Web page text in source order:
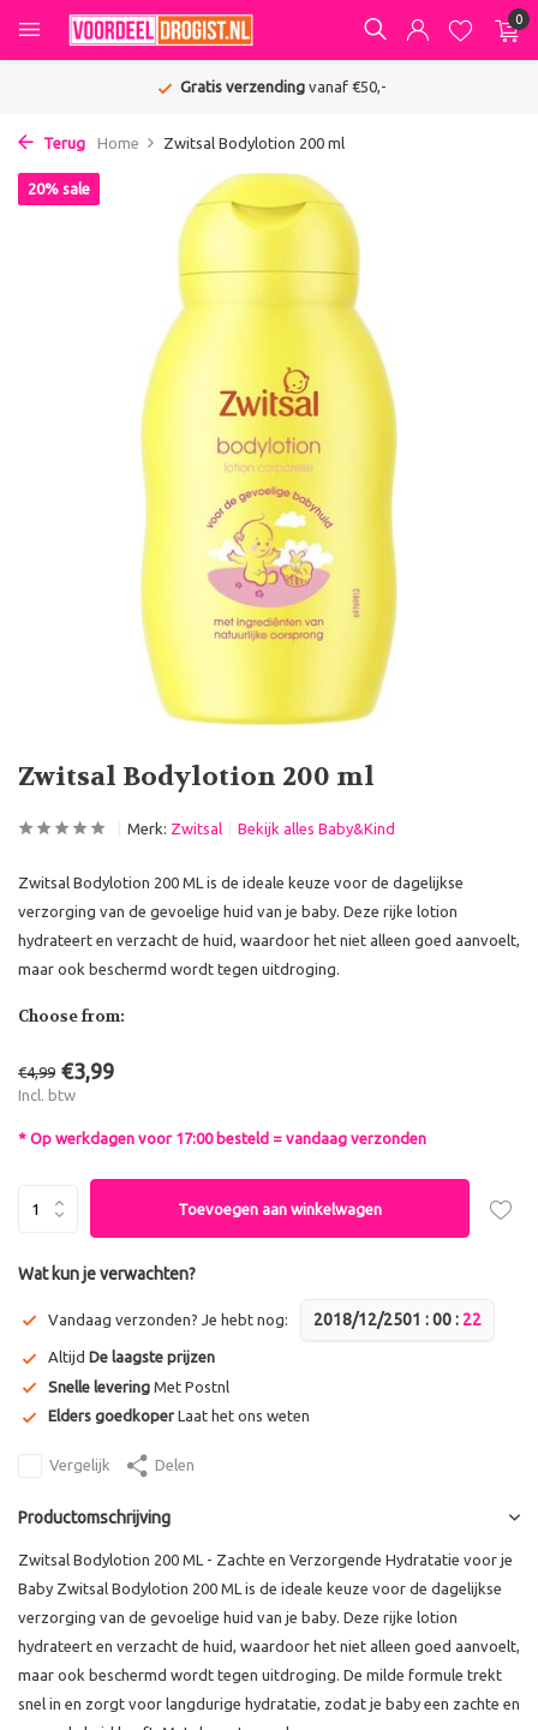
0
Gratis verzendingvanaf €50,-
Terug Home Zwitsal Bodylotion 200 ml
Zwitsal Bodylotion 200 ml
20% sale
Merk: Zwitsal Bekijk alles Baby&Kind
Zwitsal Bodylotion 200 ML is de ideale keuze voor de dagelijkse
verzorging van de gevoelige huid van je baby. Deze rijke lotion
hydrateert en verzacht de huid, waardoor het niet alleen goed aanvoelt,
maar ook beschermd wordt tegen uitdroging.
Choose from:
€4,99 €3,99
Incl. btw
* Op werkdagen voor 17:00 besteld = vandaag verzonden
Toevoegen aan winkelwagen
Wat kun je verwachten?
Vandaag verzonden? Je hebt nog: 2018/12/2501 :00: 22
Altijd De laagste prijzen
Snelle levering Met Postnl
Elders goedkoper Laat het ons weten
Vergelijk Delen
Productomschrijving
Zwitsal Bodylotion 200 ML - Zachte en Verzorgende Hydratatie voor je
Baby Zwitsal Bodylotion 200 ML is de ideale keuze voor de dagelijkse
verzorging van de gevoelige huid van je baby. Deze rijke lotion
hydrateert en verzacht de huid, waardoor het niet alleen goed aanvoelt,
maar ook beschermd wordt tegen uitdroging. De milde formule trekt
snel in en zorgt voor langdurige hydratatie, zodat je baby een zachte en